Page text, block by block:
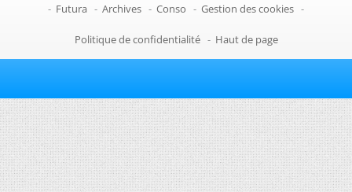
- Futura - Archives - Conso - Gestion des cookies -
Politique de confidentialité - Haut de page